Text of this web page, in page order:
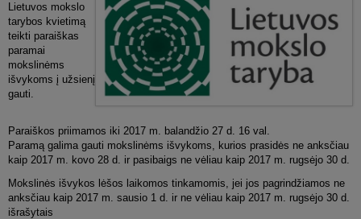
Lietuvos mokslo
tarybos kvietimą
teikti paraiškas
paramai
mokslinėms
išvykoms į užsienį
gauti.
Paraiškos priimamos iki 2017 m. balandžio 27 d. 16 val.
Paramą galima gauti mokslinėms išvykoms, kurios prasidės ne anksčiau
kaip 2017 m. kovo 28 d. ir pasibaigs ne vėliau kaip 2017 m. rugsėjo 30 d.
Mokslinės išvykos lėšos laikomos tinkamomis, jei jos pagrindžiamos ne
anksčiau kaip 2017 m. sausio 1 d. ir ne vėliau kaip 2017 m. rugsėjo 30 d.
išrašytais